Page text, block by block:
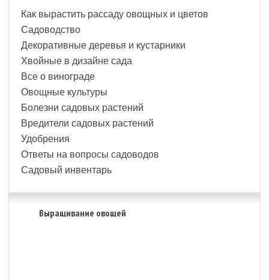
Как вырастить рассаду овощных и цветов
Садоводство
Декоративные деревья и кустарники
Хвойные в дизайне сада
Все о винограде
Овощные культуры
Болезни садовых растений
Вредители садовых растений
Удобрения
Ответы на вопросы садоводов
Садовый инвентарь
Выращивание овощей